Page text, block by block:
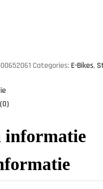
Categories: E-Bikes,
informatie